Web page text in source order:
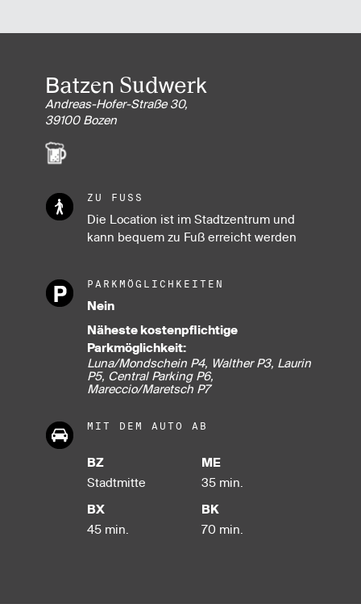
Batzen Sudwerk
Andreas-Hofer-Straße 30,
39100 Bozen
ZU FUSS
Die Location ist im Stadtzentrum und
kann bequem zu Fuß erreicht werden
PARKMÖGLICHKEITEN
Nein
Näheste kostenpflichtige
Parkmöglichkeit:
Luna/Mondschein P4, Walther P3, Laurin
P5, Central Parking P6,
Mareccio/Maretsch P7
MIT DEM AUTO AB
BZ
Stadt­mitte
ME
35 min.
BX
45 min.
BK
70 min.